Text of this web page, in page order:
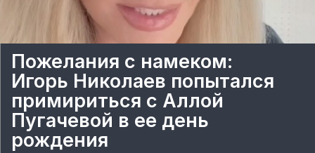
Пожелания с намеком:
Игорь Николаев попытался
примириться с Аллой
Пугачевой в ее день
рождения